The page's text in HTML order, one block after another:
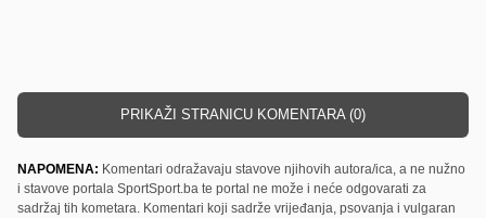
PRIKAŽI STRANICU KOMENTARA (0)
NAPOMENA: Komentari odražavaju stavove njihovih autora/ica, a ne nužno
i stavove portala SportSport.ba te portal ne može i neće odgovarati za
sadržaj tih kometara. Komentari koji sadrže vrijeđanja, psovanja i vulgaran